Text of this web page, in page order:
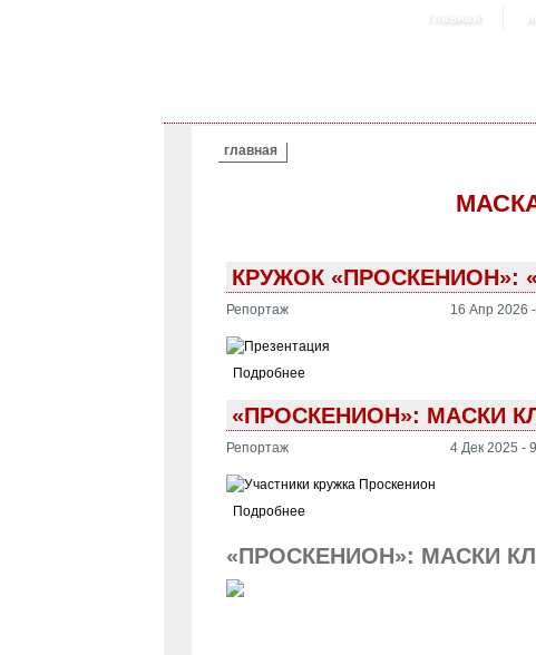
главная
ВЫ ЗДЕСЬ
главная
КРУЖОК «ПРОСКЕНИОН»:
Репортаж 16 Апр 2026
Подробнее
«ПРОСКЕНИОН»: МАСКИ
Репортаж 4 Дек 2025 -
Подробнее
«ПРОСКЕНИОН»: МАСКИ